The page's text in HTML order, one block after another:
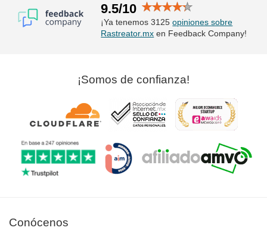
9.5/10
¡Ya tenemos 3125opiniones sobre
Rastreator.mx en Feedback Company!
¡Somos de confianza!
Conócenos